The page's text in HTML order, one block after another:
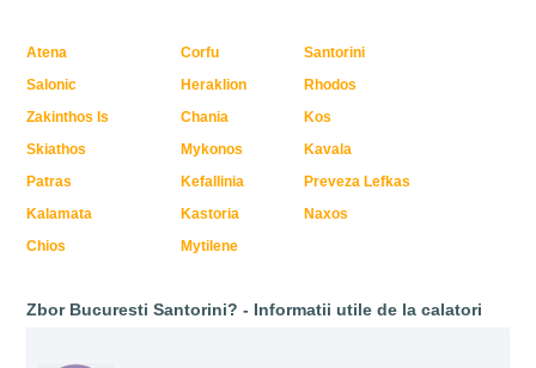
Atena Corfu
Santorini
Salonic
Heraklion
Rhodos
Zakinthos Is
Chania
Kos
Skiathos
Mykonos
Kavala
Patras
Kefallinia
Preveza Lefkas
Kalamata
Kastoria
Naxos
Chios
Mytilene
Zbor Bucuresti Santorini? - Informatii utile de la calatori